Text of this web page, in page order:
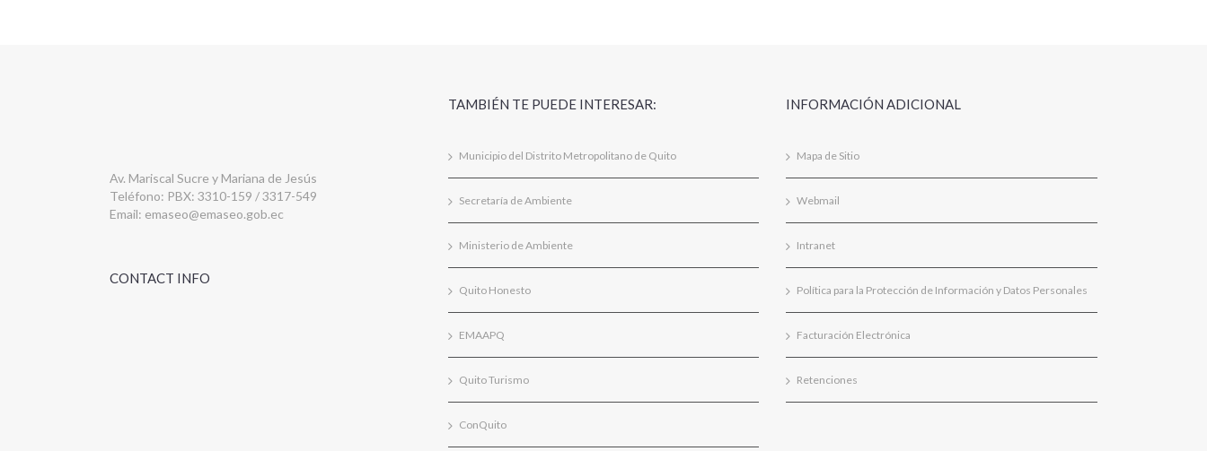
Av. Mariscal Sucre y Mariana de Jesús
Teléfono: PBX: 3310-159 / 3317-549
Email: emaseo@emaseo.gob.ec
CONTACT INFO
TAMBIÉN TE PUEDE INTERESAR:
Municipio del Distrito Metropolitano de Quito
Secretaría de Ambiente
Ministerio de Ambiente
Quito Honesto
EMAAPQ
Quito Turismo
ConQuito
INFORMACIÓN ADICIONAL
Mapa de Sitio
Webmail
Intranet
Política para la Protección de Información y Datos Personales
Facturación Electrónica
Retenciones